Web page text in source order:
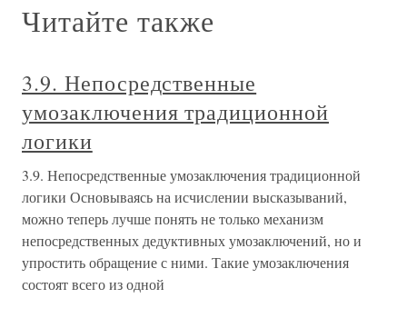
Читайте также
3.9. Непосредственные
умозаключения традиционной
логики
3.9. Непосредственные умозаключения традиционной
логики Основываясь на исчислении высказываний,
можно теперь лучше понять не только механизм
непосредственных дедуктивных умозаключений, но и
упростить обращение с ними. Такие умозаключения
состоят всего из одной